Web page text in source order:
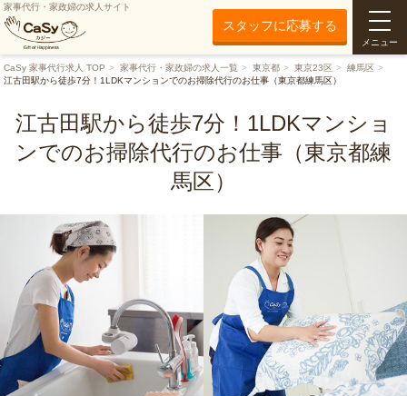
家事代行・家政婦の求人サイト
スタッフに応募する
メニュー
CaSy 家事代行求人 TOP 家事代行・家政婦の求人一覧 東京都 東京23区
練馬区
江古田駅から徒歩7分！1LDKマンションでのお掃除代行のお仕事（東京都練馬区）
江古田駅から徒歩7分！1LDKマンショ
ンでのお掃除代行のお仕事（東京都練
馬区）